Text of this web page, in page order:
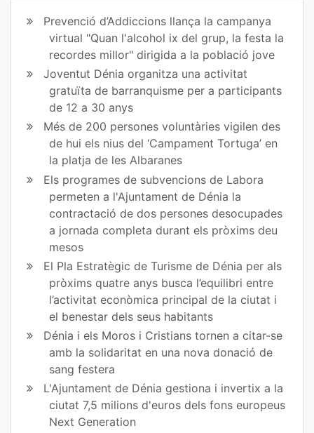
en
Fa
ce
bo
ok
ir
en
Tw
itt
er
Prevenció d’Addiccions llança la campanya
virtual "Quan l'alcohol ix del grup, la festa la
recordes millor" dirigida a la població jove
Joventut Dénia organitza una activitat
gratuïta de barranquisme per a participants
de 12 a 30 anys
Més de 200 persones voluntàries vigilen des
de hui els nius del ‘Campament Tortuga’ en
la platja de les Albaranes
Els programes de subvencions de Labora
permeten a l'Ajuntament de Dénia la
contractació de dos persones desocupades
a jornada completa durant els pròxims deu
mesos
El Pla Estratègic de Turisme de Dénia per als
pròxims quatre anys busca l’equilibri entre
l’activitat econòmica principal de la ciutat i
el benestar dels seus habitants
Dénia i els Moros i Cristians tornen a citar-se
amb la solidaritat en una nova donació de
sang festera
L'Ajuntament de Dénia gestiona i invertix a la
ciutat 7,5 milions d'euros dels fons europeus
Next Generation